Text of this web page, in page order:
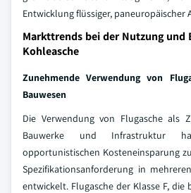
Entwicklung flüssiger, paneuropäischer
Markttrends bei der Nutzung und
Kohleasche
Zunehmende Verwendung von
Bauwesen
Die Verwendung von Flugasche als
Bauwerke und Infrastruktur
opportunistischen Kosteneinsparung
Spezifikationsanforderung in
entwickelt. Flugasche der Klasse F, die